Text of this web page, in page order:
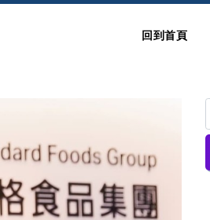
回到首頁